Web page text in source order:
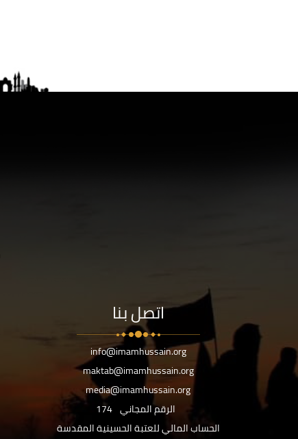
اتصل بنا
info@imamhussain.org
maktab@imamhussain.org
media@imamhussain.org
الرقم المجاني 174
الحساب المالي للعتبة الحسينية المقدسة